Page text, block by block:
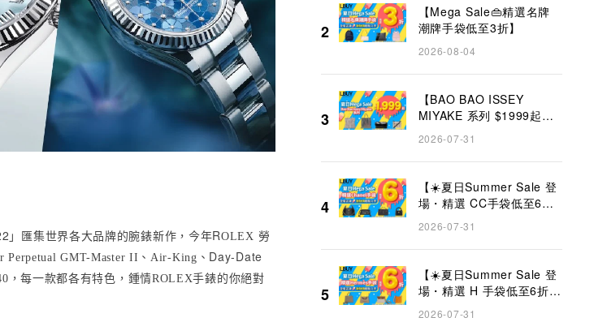
2
【Mega Sale👜精選名牌
潮牌手袋低至3折】
2026-08-04
3
【BAO BAO ISSEY
MIYAKE 系列 $1999起
✨】
2026-07-31
4
【☀️夏日Summer Sale 登
場・精選 CC手袋低至6折
👜】
2026-07-31
5
【☀️夏日Summer Sale 登
場・精選 H 手袋低至6折
👜】
2026-07-31
」匯集世界各大品牌的腕錶新作，今年ROLEX 勞
PerpetualGMT-Master II 、 Air-King 、 Day-Date
，每一款都各有特色，鍾情ROLEX手錶的你絕對